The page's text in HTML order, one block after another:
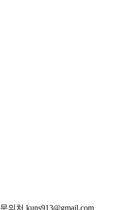
문의처 kuns913@gmail.com